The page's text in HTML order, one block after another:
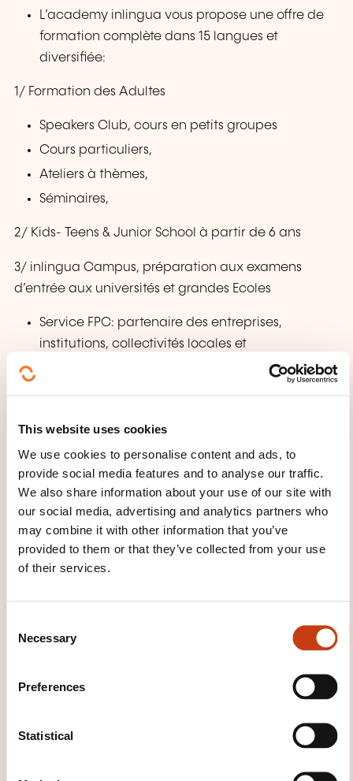
This website uses cookies
We use cookies to personalise content and ads, to
provide social media features and to analyse our traffic.
We also share information about your use of our site with
our social media, advertising and analytics partners who
may combine it with other information that you’ve
provided to them or that they’ve collected from your use
of their services.
Necessary
Preferences
Statistical
L’academy inlingua vous propose une offre de
formation complète dans 15 langues et
diversifiée:
1/ Formation des Adultes
Speakers Club, cours en petits groupes
Cours particuliers,
Ateliers à thèmes,
Séminaires,
2/ Kids- Teens & Junior School à partir de 6 ans
3/ inlingua Campus, préparation aux examens
d’entrée aux universités et grandes Ecoles
Service FPC: partenaire des entreprises,
institutions, collectivités locales et
administrations professions libérales. Dans le
cadre du plan de formation des salarié(e)s du
locaux les actions, qui sont éligibles.
Agréments & Partenariats
Ministère des classes moyennes et du tourisme:
organisme de formation professionnelle
Chambre de Commerce et d’industrie Paris Ile
Chambre de Commerce Luxembourg: label
Chambre de Commerce Luxembourg, Chambre
des salariés: droit de former des apprentis